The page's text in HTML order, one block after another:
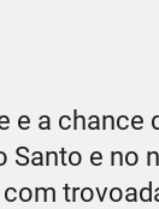
a chance
e no